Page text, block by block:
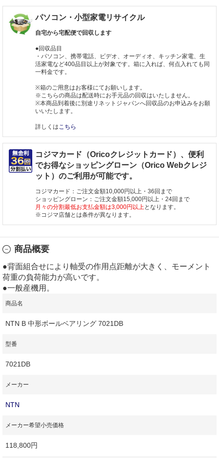
パソコン・小型家電リサイクル
自宅から宅配便で回収します
●回収品目
・パソコン、携帯電話、ビデオ、オーディオ、キッチン家電、生
活家電など400品目以上が対象です。箱に入れば、何点入れても同
一料金です。
※箱のご用意はお客様にてお願いします。
※こちらの商品は配送時にお手元品の回収はいたしません。
※本商品到着後に別途リネットジャパンへ回収品のお申込みをお願
いいたします。
詳しくはこちら
コジマカード（Oricoクレジットカード）、便利
でお得なショッピングローン（Orico Webクレジ
ット）のご利用が可能です。
コジマカード：ご注文金額10,000円以上・36回まで
ショッピングローン：ご注文金額15,000円以上・24回まで
月々の分割最低お支払金額は3,000円以上となります。
※コジマ店舗とは条件が異なります。
商品概要
●背面組合せにより軸受の作用点距離が大きく、モーメント
荷重の負荷能力が高いです。
●一般産機用。
商品名
NTN B 中形ボールベアリング 7021DB
型番
7021DB
メーカー
NTN
メーカー希望小売価格
118,800円